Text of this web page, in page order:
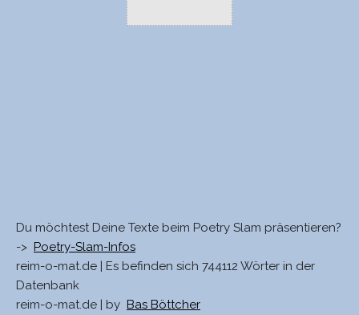
Du möchtest Deine Texte beim Poetry Slam präsentieren?
-> Poetry-Slam-Infos
reim-o-mat.de | Es befinden sich 744112 Wörter in der
Datenbank
reim-o-mat.de | by Bas Böttcher